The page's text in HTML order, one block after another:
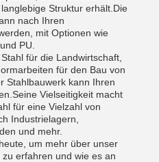
Struktur erhält.Die
nach Ihren
mit Optionen wie
PU.
für die Landwirtschaft,
für den Bau von
Stahlbauwerk kann Ihren
Vielseitigkeit macht
für eine Vielzahl von
Industrielagern,
und mehr.
um mehr über unser
erfahren und wie es an